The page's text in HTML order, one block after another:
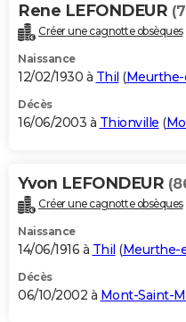
Rene LEFONDEUR
Créer une cagnotte obsèques
Naissance
12/02/1930 à Thil (
Décès
16/06/2003 à Thionville (
Yvon LEFONDEUR
Créer une cagnotte obsèques
Naissance
14/06/1916 à Thil (Meurthe-
Décès
06/10/2002 à Mont-Saint-